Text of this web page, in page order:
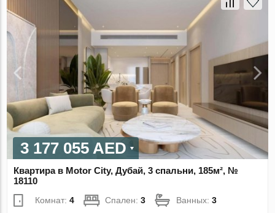
3 177 055 AED
Квартира в Motor City, Дубай, 3 спальни, 185м², №
18110
Комнат:4 Спален:3 Ванных:3